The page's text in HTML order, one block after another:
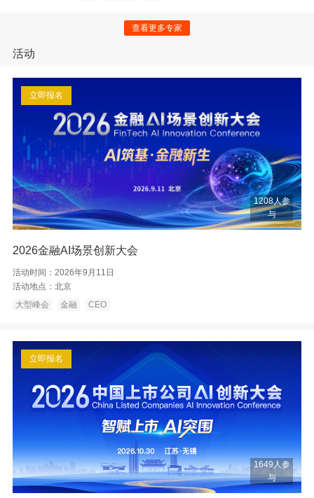
查看更多专家
活动
立即报名
1208人参
与
2026金融AI场景创新大会
活动时间： 2026年9月11日
活动地点： 北京
大型峰会
金融 CEO
立即报名
1649人参
与